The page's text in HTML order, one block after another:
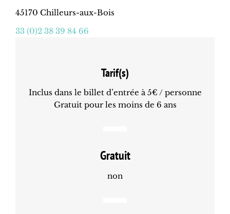
45170 Chilleurs-aux-Bois
33 (0)2 38 39 84 66
Tarif(s)
Inclus dans le billet d’entrée à 5€ / personne
Gratuit pour les moins de 6 ans
Gratuit
non